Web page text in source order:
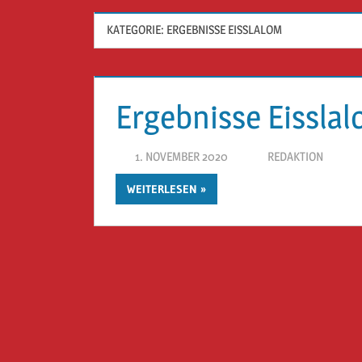
KATEGORIE: ERGEBNISSE EISSLALOM
Ergebnisse
1. NOVEMBER 2020 REDAKTION
WEITERLESEN